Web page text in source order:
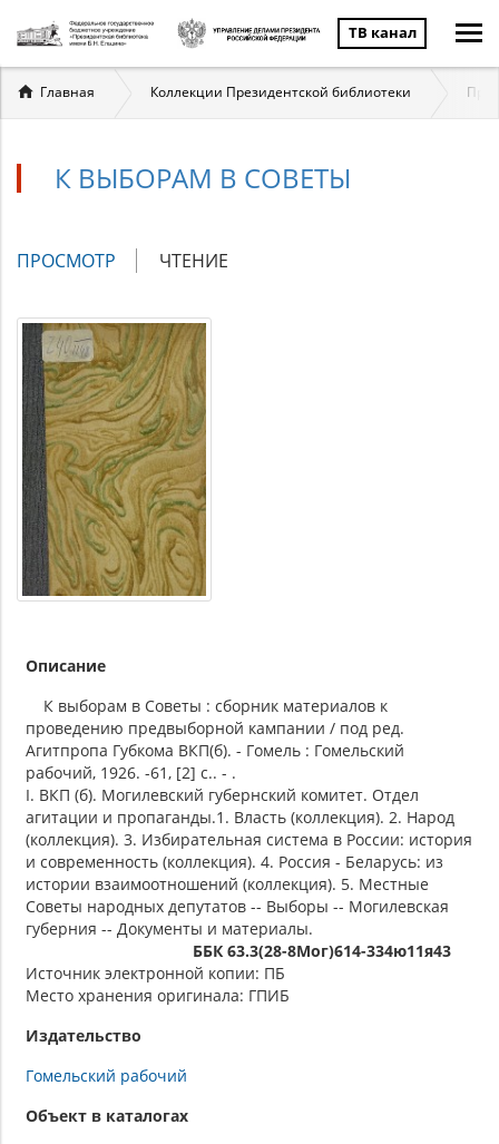
ТВ канал
Вы
здесь
Главная Коллекции Президентской библиотеки
К ВЫБОРАМ В СОВЕТЫ
Главные
ПРОСМОТР (АКТИВНАЯ
ЧТЕНИЕ
Описание
К выборам в Советы : сборник материалов к
проведению предвыборной кампании / под ред.
Агитпропа Губкома ВКП(б). - Гомель : Гомельский
рабочий, 1926. -61, [2] с.. - .
I. ВКП (б). Могилевский губернский комитет. Отдел
агитации и пропаганды.1. Власть (коллекция). 2. Народ
(коллекция). 3. Избирательная система в России: история
и современность (коллекция). 4. Россия - Беларусь: из
истории взаимоотношений (коллекция). 5. Местные
Советы народных депутатов -- Выборы -- Могилевская
губерния -- Документы и материалы.
ББК 63.3(28-8Мог)614-334ю11я43
Источник электронной копии: ПБ
Место хранения оригинала: ГПИБ
Издательство
Гомельский рабочий
Объект в каталогах